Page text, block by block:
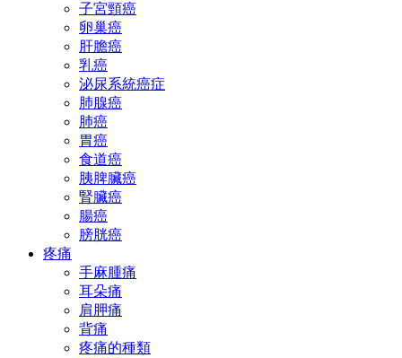
子宮頸癌
卵巢癌
肝膽癌
乳癌
泌尿系統癌症
肺腺癌
肺癌
胃癌
食道癌
胰脾臟癌
腎臟癌
腸癌
膀胱癌
疼痛
手麻腫痛
耳朵痛
肩胛痛
背痛
疼痛的種類